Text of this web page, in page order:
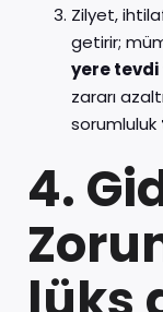
Zilyet,
getirir;
yere tevdi
zararı
sorumluluk
4.